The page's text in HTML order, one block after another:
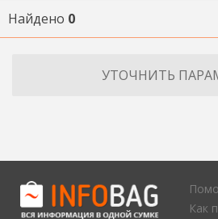
Найдено 0
УТОЧНИТЬ
Как